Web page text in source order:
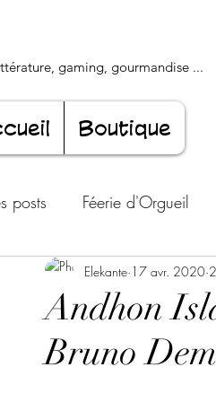
gaming, gourmandise ...
Boutique
posts Féerie d'Orgueil
Luxure Envoûtante
Jeunesse éternelle Cœur
Andhon
Bruno
Elekante 17 avr. 2020